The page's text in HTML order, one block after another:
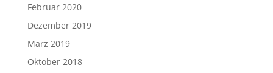
Februar 2020
Dezember 2019
März 2019
Oktober 2018